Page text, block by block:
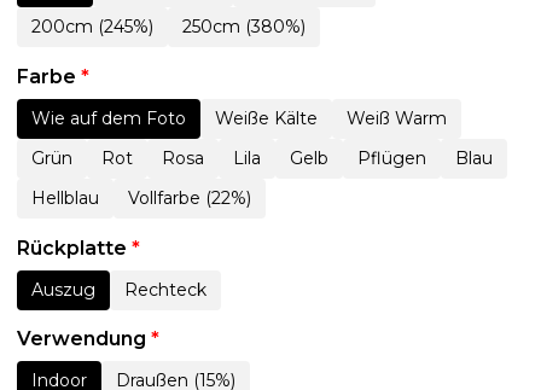
200cm (245%)
250cm (380%)
Farbe *
Wie auf dem Foto Weiße Kälte
Weiß Warm
Grün
Rot Rosa Lila Gelb Pflügen
Blau
Hellblau
Vollfarbe (22%)
Rückplatte *
Auszug Rechteck
Verwendung *
Indoor Draußen (15%)